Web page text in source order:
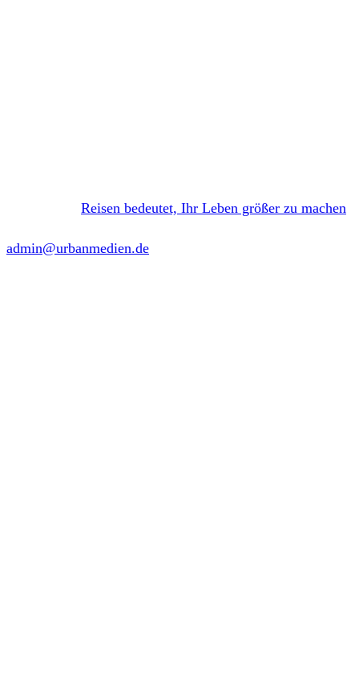
Reisen bedeutet, Ihr Leben größer zu machen
admin@urbanmedien.de